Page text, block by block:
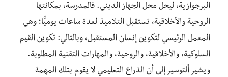
البرجوازية، ليحل محل الجهاز الديني. فالمدرسة، بمكانتها
الروحية والأخلاقية، تستقبل التلاميذ لعدة ساعات يوميًّا؛ وهي
المعمل الرئيسي لتكوين إنسان المستقبل، وبالتالي: تكوين القيم
السلوكية، والأخلاقية، والروحية، والمهارات التقنية المطلوبة.
ويشير ألتوسير إلى أن الذراع التعليمي لا يقوم بتلك المهمة